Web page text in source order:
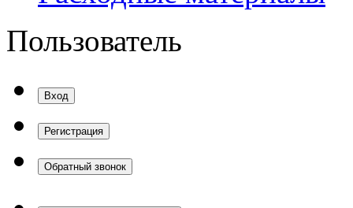
Пользователь
Вход
Регистрация
Обратный звонок